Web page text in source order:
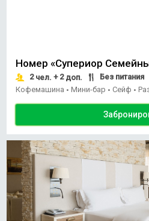
Номер «Супериор
2чел. + 2доп.
Без питания
Кофемашина • Мини-бар • Сейф •